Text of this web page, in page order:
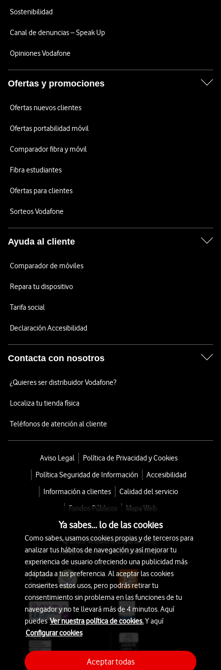
Sostenibilidad
Canal de denuncias – Speak Up
Opiniones Vodafone
Ofertas y promociones
Ofertas nuevos clientes
Ofertas portabilidad móvil
Comparador fibra y móvil
Fibra estudiantes
Ofertas para clientes
Sorteos Vodafone
Ayuda al cliente
Comparador de móviles
Repara tu dispositivo
Tarifa social
Declaración Accesibilidad
Contacta con nosotros
¿Quieres ser distribuidor Vodafone?
Localiza tu tienda física
Teléfonos de atención al cliente
Aviso Legal
Política de Privacidad y Cookies
Política Seguridad de Información
Accesibilidad
Información a clientes
Calidad del servicio
Fondos Públicos
Mapa Web
© 2026 Vodafone España S.A.U.
Avda. América 115, 28042 Madrid
Ya sabes... lo de las cookies
Como sabes, usamos cookies propias y de terceros para
analizar tus hábitos de navegación y así mejorar tu
experiencia de usuario ofreciendo una publicidad más
adaptada a tus preferencia. Al aceptar las cookies
consientes estos usos, pero podrás retirar tu
consentimiento sin problema en las funciones de tu
navegador y no te llevará más de 4 minutos. Aquí
puedesVer nuestra política de cookies.Y aquí
Configurar cookies
Aceptar todas